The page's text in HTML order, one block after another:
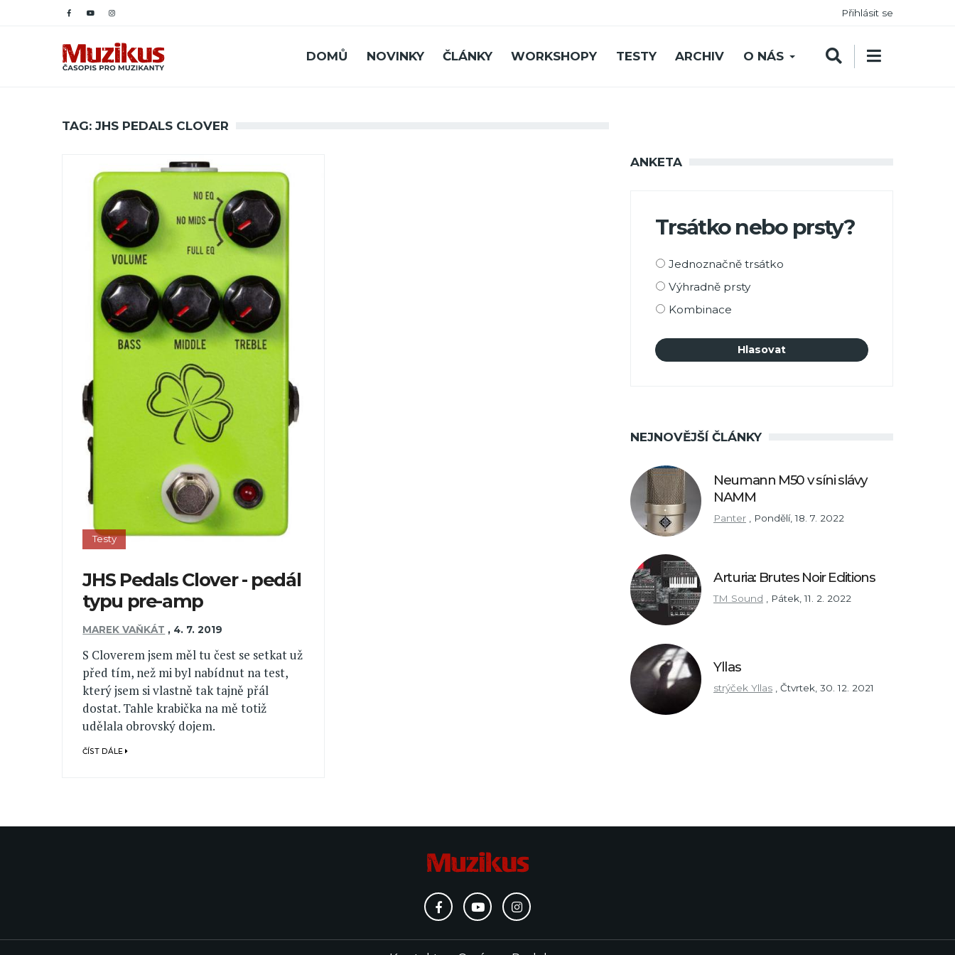
Přihlásit se
DOMŮ NOVINKY ČLÁNKY WORKSHOPY TESTY ARCHIV O NÁS
TAG: JHS PEDALS CLOVER
Testy
JHS Pedals Clover - pedál
typu pre-amp
MAREK VAŇKÁT , 4. 7. 2019
S Cloverem jsem měl tu čest se setkat už
před tím, než mi byl nabídnut na test,
který jsem si vlastně tak tajně přál
dostat. Tahle krabička na mě totiž
udělala obrovský dojem.
ČÍST DÁLE
ANKETA
Trsátko nebo prsty?
Možnosti
Jednoznačně trsátko
Výhradně prsty
Kombinace
NEJNOVĚJŠÍ ČLÁNKY
Neumann M50 v síni slávy
NAMM
Panter Pondělí, 18. 7. 2022
Arturia: Brutes Noir Editions
TM Sound Pátek, 11. 2. 2022
Yllas
strýček Yllas Čtvrtek, 30. 12. 2021